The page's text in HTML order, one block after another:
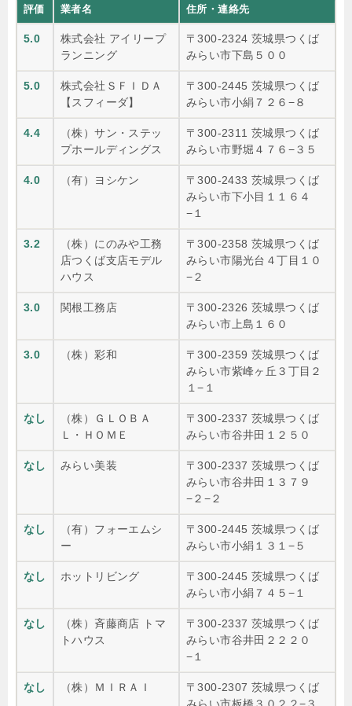
評価 業者名 住所・連絡先
5.0
株式会社 アイリープ
ランニング
〒300-2324 茨城県つくば
みらい市下島５００
5.0
株式会社ＳＦＩＤＡ
【スフィーダ】
〒300-2445 茨城県つくば
みらい市小絹７２６−８
4.4
（株）サン・ステッ
プホールディングス
〒300-2311 茨城県つくば
みらい市野堀４７６−３５
4.0 （有）ヨシケン
〒300-2433 茨城県つくば
みらい市下小目１１６４
−１
3.2
（株）にのみや工務
店つくば支店モデル
ハウス
〒300-2358 茨城県つくば
みらい市陽光台４丁目１０
−２
3.0 関根工務店
〒300-2326 茨城県つくば
みらい市上島１６０
3.0 （株）彩和
〒300-2359 茨城県つくば
みらい市紫峰ヶ丘３丁目２
１−１
なし
（株）ＧＬＯＢＡ
Ｌ・ＨＯＭＥ
〒300-2337 茨城県つくば
みらい市谷井田１２５０
なし みらい美装
〒300-2337 茨城県つくば
みらい市谷井田１３７９
−２−２
なし
（有）フォーエムシ
ー
〒300-2445 茨城県つくば
みらい市小絹１３１−５
なし ホットリビング
〒300-2445 茨城県つくば
みらい市小絹７４５−１
なし
（株）斉藤商店 トマ
トハウス
〒300-2337 茨城県つくば
みらい市谷井田２２２０
−１
なし （株）ＭＩＲＡＩ
〒300-2307 茨城県つくば